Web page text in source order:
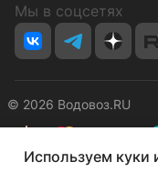
Мы в соцсетях
© 2026 Водовоз.RU
Конфиденциальность
Используем куки